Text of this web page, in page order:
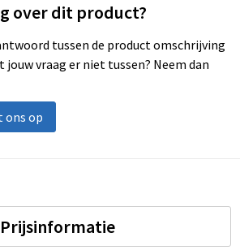
over dit product?
tussen de product omschrijving
vraag er niet tussen? Neem dan
ons op
Prijsinformatie